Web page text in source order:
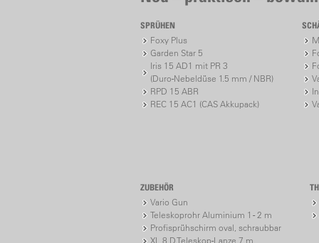
SPRÜHEN
Foxy Plus
Garden Star 5
Iris 15 AD1 mit PR 3
(Duro-Nebeldüse 1.5 mm / NBR)
RPD 15 ABR
REC 15 AC1 (CAS Akkupack)
ZUBEHÖR
Vario Gun
Teleskoprohr Aluminium 1 - 2 m
Profisprühschirm oval, schraubbar
XL 8 D Teleskop-Lanze 7 m